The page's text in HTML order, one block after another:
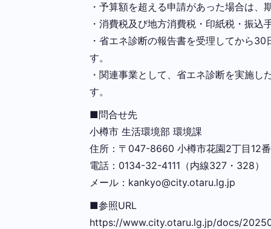
・予算額を超える申請があった場合は、
・消費税及び地方消費税・印紙税・振込
・省エネ診断の報告書を受理してから
す。
・関連事業として、省エネ診断を実施
す。
■問合せ先
小樽市 生活環境部 環境課
住所：〒047-8660 小樽市花園2丁目12
電話：0134-32-4111（内線327・328）
メール：kankyo@city.otaru.lg.jp
■参照URL
https://www.city.otaru.lg.jp/docs/